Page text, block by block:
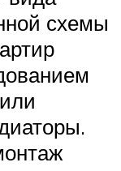
схемы